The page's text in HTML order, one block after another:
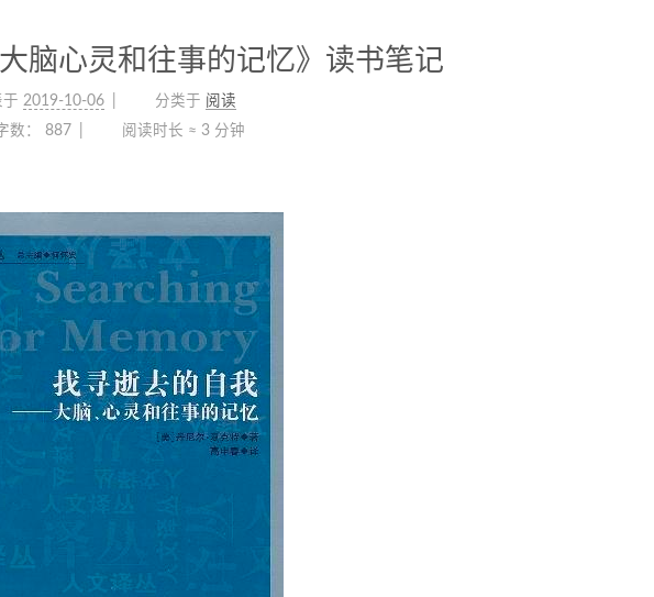
脑心灵和往事的记忆》读书笔记
于 2019-10-06 分类于 阅读
数：
887 阅读时长 ≈ 3 分钟